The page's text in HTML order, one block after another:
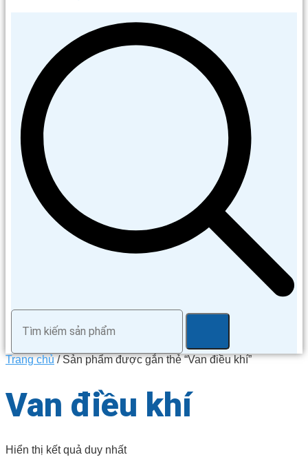
Trang chủ/ Sản phẩm được gắn thẻ “Van điều khí”
Van điều khí
Hiển thị kết quả duy nhất